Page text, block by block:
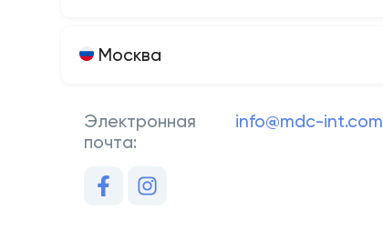
Москва
Электронная
почта:
info@mdc-int.com